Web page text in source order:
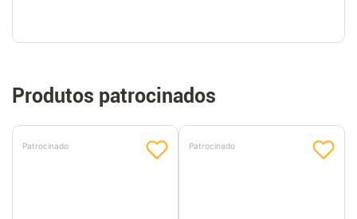
Produtos patrocinados
Patrocinado Patrocinado